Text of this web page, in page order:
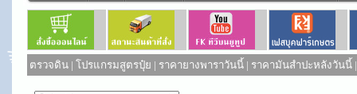
ตรวจดิน | โปรแกรมสูตรปุ๋ย | ราคายางพาราวันนี้ | ราคามันสำปะหลังวันนี้